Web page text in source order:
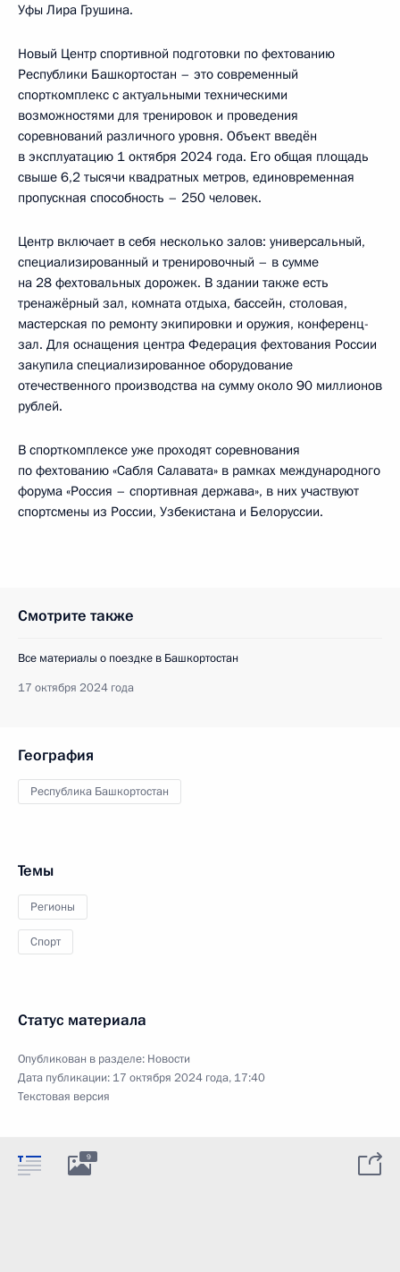
Уфы Лира Грушина.
Новый Центр спортивной подготовки по фехтованию
Республики Башкортостан – это современный
спорткомплекс с актуальными техническими
возможностями для тренировок и проведения
соревнований различного уровня. Объект введён
в эксплуатацию 1 октября 2024 года. Его общая площадь
свыше 6,2 тысячи квадратных метров, единовременная
пропускная способность – 250 человек.
Центр включает в себя несколько залов: универсальный,
специализированный и тренировочный – в сумме
на 28 фехтовальных дорожек. В здании также есть
тренажёрный зал, комната отдыха, бассейн, столовая,
мастерская по ремонту экипировки и оружия, конференц-
зал. Для оснащения центра Федерация фехтования России
закупила специализированное оборудование
отечественного производства на сумму около 90 миллионов
рублей.
В спорткомплексе уже проходят соревнования
по фехтованию «Сабля Салавата» в рамках международного
форума «Россия – спортивная держава», в них участвуют
спортсмены из России, Узбекистана и Белоруссии.
Смотрите также
Все материалы о поездке в Башкортостан
17 октября 2024 года
География
Республика Башкортостан
Темы
Регионы
Спорт
Статус материала
Опубликован в разделе: Новости
Дата публикации: 17 октября 2024 года, 17:40
Текстовая версия
9